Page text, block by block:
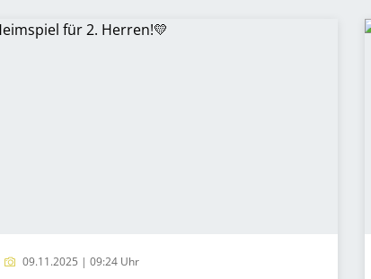
09.11.2025 | 09:24 Uhr